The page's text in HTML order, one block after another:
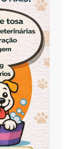
WILSON LIMA
ACIMA DE
DEMISSÃO
E DEFENDE LEI QUE
ESQUEMA
DOSE
NO ‘CASO
DE ESTUPRAR PELO
SALES